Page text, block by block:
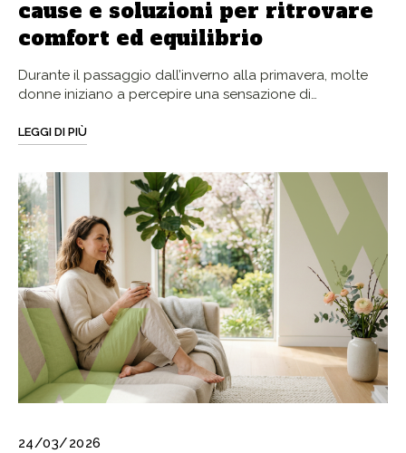
cause e soluzioni per ritrovare
comfort ed equilibrio
Durante il passaggio dall’inverno alla primavera, molte
donne iniziano a percepire una sensazione di…
LEGGI DI PIÙ
24/03/2026